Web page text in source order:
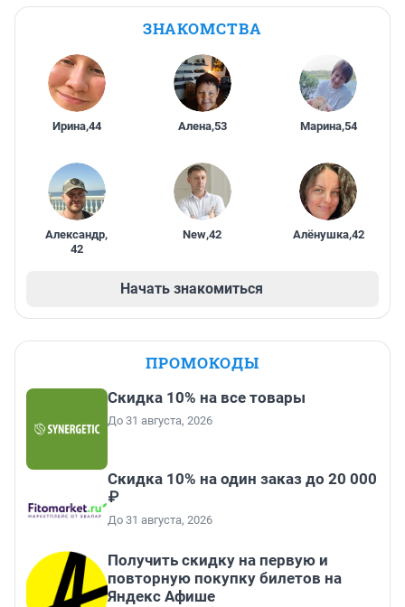
ЗНАКОМСТВА
Ирина,44 Алена,53 Марина,54
Александр,
42
New,42 Алёнушка,42
Начать знакомиться
ПРОМОКОДЫ
Скидка 10% на все товары
До 31 августа, 2026
Скидка 10% на один заказ до 20 000
₽
До 31 августа, 2026
Получить скидку на первую и
повторную покупку билетов на
Яндекс Афише